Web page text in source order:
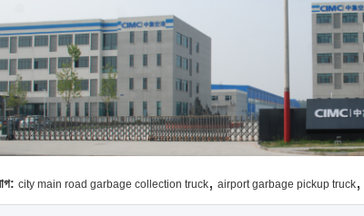
city main road garbage collection truck, airport garbage pickup truck,